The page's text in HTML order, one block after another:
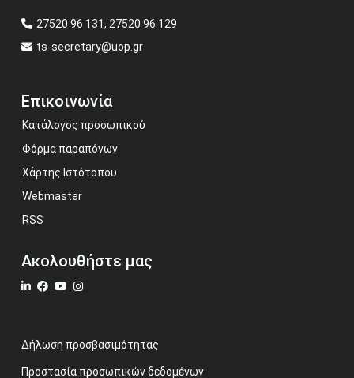
27520 96 131, 27520 96 129
ts-secretary@uop.gr
Επικοινωνία
Κατάλογος προσωπικού
Φόρμα παραπόνων
Χάρτης Ιστότοπου
Webmaster
RSS
Ακολουθήστε μας
Δήλωση προσβασιμότητας
Προστασία προσωπικών δεδομένων